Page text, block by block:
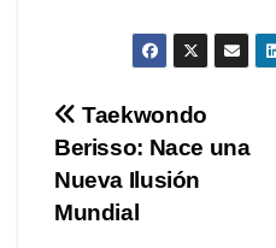
Navegación
de
entradas
Taekwondo
Berisso: Nace una
Nueva Ilusión
Mundial